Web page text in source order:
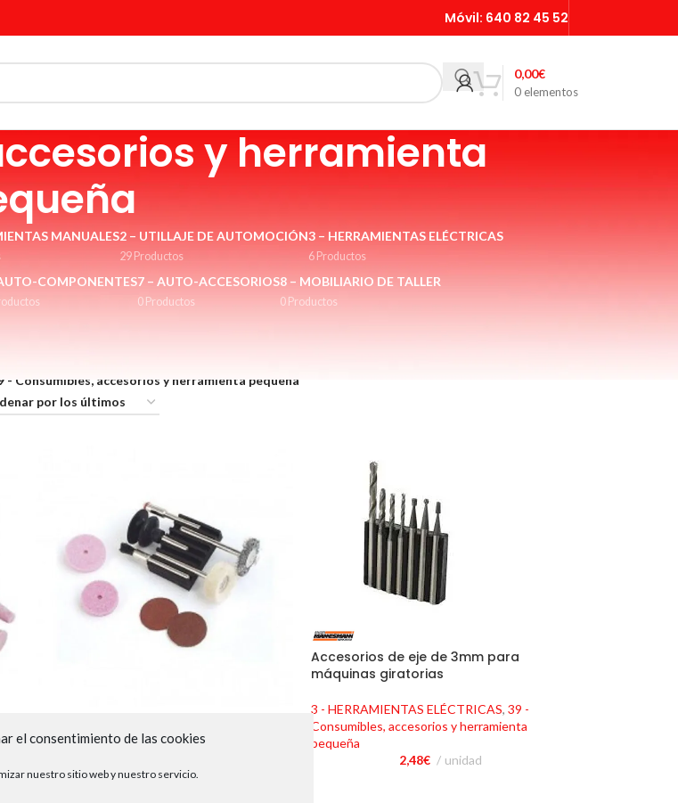
el consentimiento de las cookies
nuestro sitio web y nuestro servicio.
Móvil: 640 82 45 52
0 elementos
0,00€
y herramienta
MANUALES2 – UTILLAJE DE AUTOMOCIÓN
29 Productos
3 – HERRAMIENTAS ELÉCTRICAS
6 Productos
COMPONENTES7 – AUTO-ACCESORIOS
0 Productos
8 – MOBILIARIO DE TALLER
0 Productos
- Consumibles, accesorios y herramienta pequeña
Accesorios de eje de 3mm para
Accesorios de eje de 3mm para
máquinas giratorias
3 - HERRAMIENTAS ELÉCTRICAS, 39 -
Consumibles, accesorios y herramienta
pequeña
2,48€ unidad